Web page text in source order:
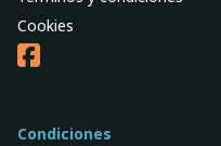
Cookies
Condiciones